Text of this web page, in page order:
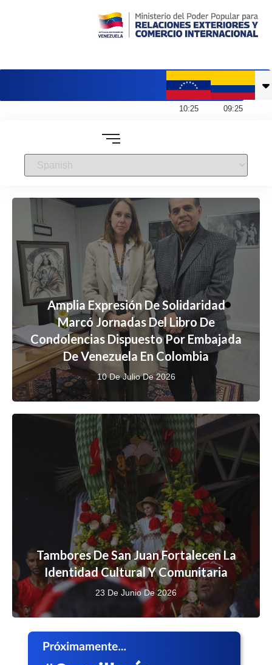
10:25 09:25
Amplia Expresión De Solidaridad
Marcó Jornadas Del Libro De
Condolencias Dispuesto Por Embajada
De Venezuela En Colombia
10 De Julio De 2026
Tambores De San Juan Fortalecen La
Identidad Cultural Y Comunitaria
23 De Junio De 2026